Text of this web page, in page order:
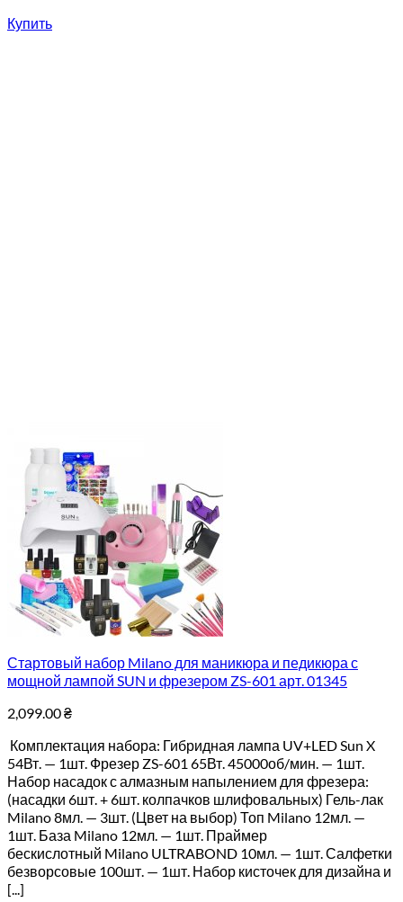
Купить
Стартовый набор Milano для маникюра и педикюра с
мощной лампой SUN и фрезером ZS-601 арт. 01345
2,099.00₴
Комплектация набора: Гибридная лампа UV+LED Sun X
54Вт. — 1шт. Фрезер ZS-601 65Вт. 45000об/мин. — 1шт.
Набор насадок с алмазным напылением для фрезера:
(насадки 6шт. + 6шт. колпачков шлифовальных) Гель-лак
Milano 8мл. — 3шт. (Цвет на выбор) Топ Milano 12мл. —
1шт. База Milano 12мл. — 1шт. Праймер
бескислотный Milano ULTRABOND 10мл. — 1шт. Салфетки
безворсовые 100шт. — 1шт. Набор кисточек для дизайна и
[...]